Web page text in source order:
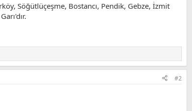
Söğütlüçeşme, Bostancı, Pendik, Gebze, İzmit
#2